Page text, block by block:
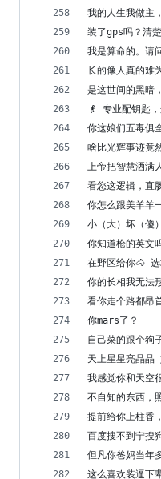
我的人生我做主
装了gps吗？清
我是算命的。请
长的像人真的难
是这世间的黑暗
👴 专业配钥匙
你这娘们五毒俱
啥比光辉事迹竟
上帝把智慧洒满
看您这逻辑，直
你怎么跟美羊羊
小（大）坏（傻
你知道枪的英文
在野区给你🐴 选
你的长相我无法
看你走个路都昂
你mars了？
自己菜的跟个狗
天上星星亮晶晶
我感觉你和天空
不自知的东西，
提前给你上柱香
百度搜不到宁搜
但凡你爸妈当年
这么喜欢装逼下